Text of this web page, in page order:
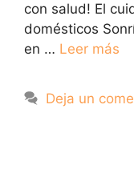
con salud! El
domésticos
en … Leer más
Deja un